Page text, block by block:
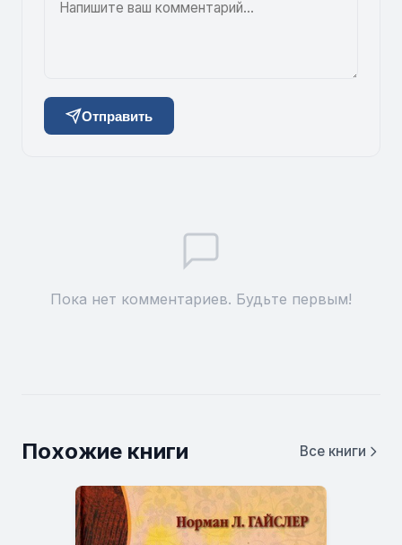
Отправить
Пока нет комментариев. Будьте первым!
Похожие книги Все книги